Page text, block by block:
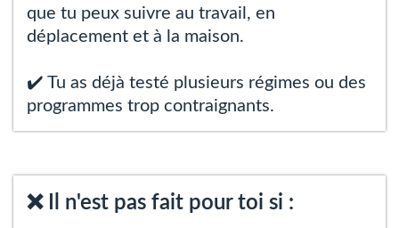
que tu peux suivre au travail, en
déplacement et à la maison.
✔️ Tu as déjà testé plusieurs régimes ou des
programmes trop contraignants.
❌ Il n'est pas fait pour toi si :